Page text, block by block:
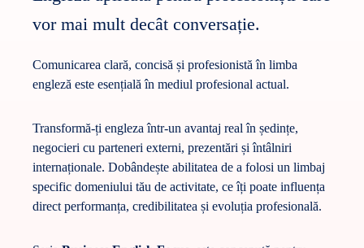
vor mai mult decât conversație.
Comunicarea clară, concisă și profesionistă în limba
engleză este esențială în mediul profesional actual.
Transformă-ți engleza într-un avantaj real în ședințe,
negocieri cu parteneri externi, prezentări șiîntâlniri
internaționale. Dobândește abilitatea de a folosi un limbaj
specific domeniului tău de activitate, ce îți poate influența
direct performanța, credibilitatea și evoluția profesională.